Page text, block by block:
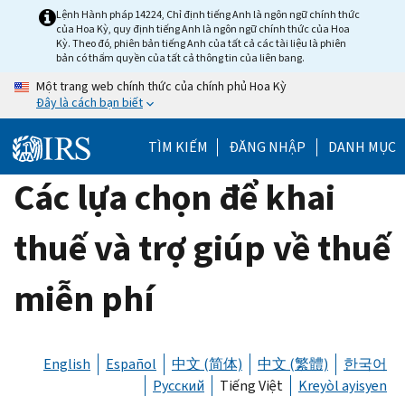
Lệnh Hành pháp 14224, Chỉ định tiếng Anh là ngôn ngữ chính thức
của Hoa Kỳ, quy định tiếng Anh là ngôn ngữ chính thức của Hoa
Kỳ. Theo đó, phiên bản tiếng Anh của tất cả các tài liệu là phiên
bản có thẩm quyền của tất cả thông tin của liên bang.
Một trang web chính thức của chính phủ Hoa Kỳ
Đây là cách bạn biết
TÌM KIẾM ĐĂNG NHẬP DANH MỤC
Các lựa chọn để khai
thuế và trợ giúp về thuế
miễn phí
English Español 中文 (简体) 中文 (繁體)
한국어
Русский
Tiếng Việt Kreyòl ayisyen